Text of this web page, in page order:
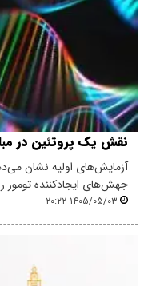
نقش یک پروتئین در
آزمایش‌های اولیه نشان
جهش‌های ایجادکننده تومور
۱۴۰۵/۰۵/۰۳ ۲۰:۲۲